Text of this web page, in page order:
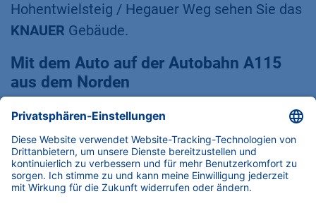
Hohentwielsteig / Hegauer Weg sehen Sie das
KNAUER Gebäude.
Mit dem Auto auf der Autobahn A115
aus dem Norden
Verlassen Sie die Autobahn A115 an der
und biegen Sie links in die
Hüttenweg ein. Nach ca. 1 km biegen Sie
rechts in dieOnkel-Tom-Straße (B1)ein. Nach
3,7 km erreichen Sie diePotsdamer Straße